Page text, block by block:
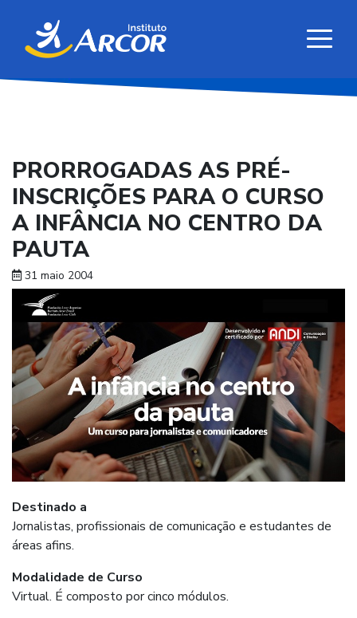
PRORROGADAS AS PRÉ-
INSCRIÇÕES PARA O CURSO
A INFÂNCIA NO CENTRO DA
PAUTA
31 maio 2004
Destinado a
Jornalistas, profissionais de comunicação e estudantes de
áreas afins.
Modalidade de Curso
Virtual. É composto por cinco módulos.